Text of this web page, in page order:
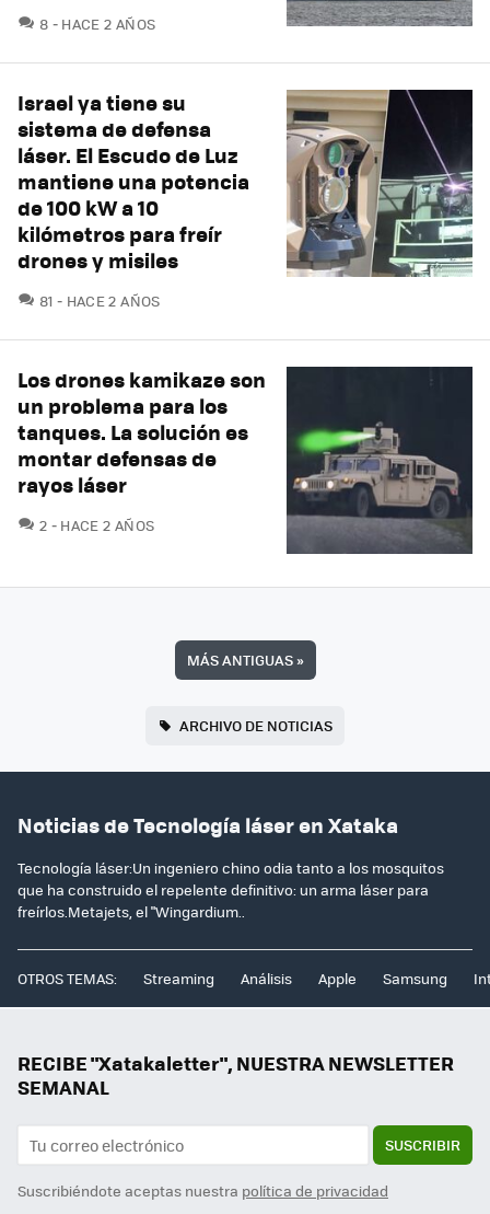
8 COMENTARIOS
HACE 2 AÑOS
Israel ya tiene su
sistema de defensa
láser. El Escudo de Luz
mantiene una potencia
de 100 kW a 10
kilómetros para freír
drones y misiles
81 COMENTARIOS
HACE 2 AÑOS
Los drones kamikaze son
un problema para los
tanques. La solución es
montar defensas de
rayos láser
2 COMENTARIOS
HACE 2 AÑOS
MÁS ANTIGUAS»
ARCHIVO DE NOTICIAS
Noticias de Tecnología láser en Xataka
Tecnología láser:Un ingeniero chino odia tanto a los mosquitos
que ha construido el repelente definitivo: un arma láser para
freírlos.Metajets, el "Wingardium..
OTROS TEMAS: Streaming Análisis Apple Samsung
RECIBE "Xatakaletter", NUESTRA NEWSLETTER
SEMANAL
SUSCRIBIR
Suscribiéndote aceptas nuestra política de privacidad